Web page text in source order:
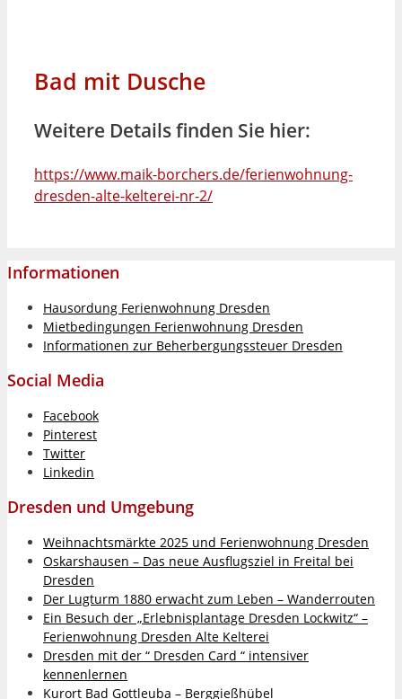
Bad mit Dusche
Weitere Details finden Sie hier:
https://www.maik-borchers.de/ferienwohnung-
dresden-alte-kelterei-nr-2/
Informationen
Hausordung Ferienwohnung Dresden
Mietbedingungen Ferienwohnung Dresden
Informationen zur Beherbergungssteuer Dresden
Social Media
Facebook
Pinterest
Twitter
Linkedin
Dresden und Umgebung
Weihnachtsmärkte 2025 und Ferienwohnung Dresden
Oskarshausen – Das neue Ausflugsziel in Freital bei
Dresden
Der Lugturm 1880 erwacht zum Leben – Wanderrouten
Ein Besuch der „Erlebnisplantage Dresden Lockwitz“ –
Ferienwohnung Dresden Alte Kelterei
Dresden mit der “ Dresden Card “ intensiver
kennenlernen
Kurort Bad Gottleuba – Berggießhübel